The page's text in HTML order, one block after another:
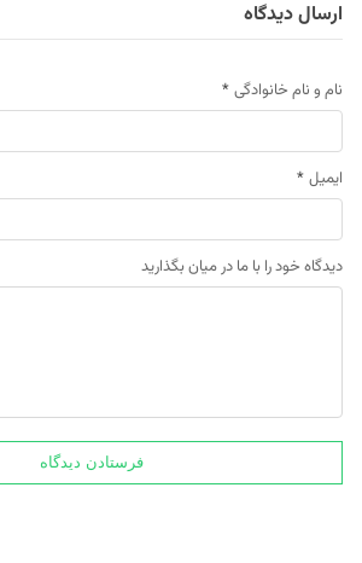
ارسال دیدگاه
نام و نام خانوادگی *
ایمیل *
دیدگاه خود را با ما در میان بگذارید